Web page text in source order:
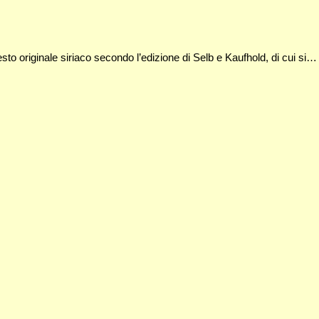
originale siriaco secondo l’edizione di Selb e Kaufhold, di cui si…